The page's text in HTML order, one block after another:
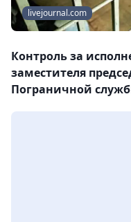
livejournal.com
Контроль за
заместителя
Пограничной